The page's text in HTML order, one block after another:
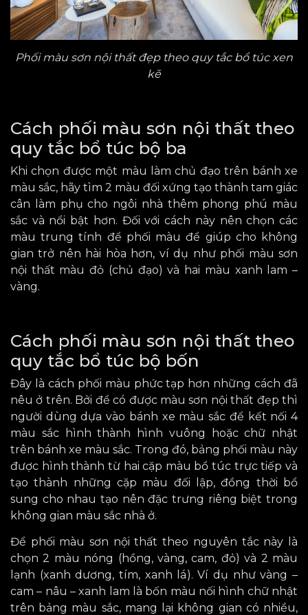
Phối màu sơn nội thất đẹp theo quy tắc bổ túc xen
kẽ
Cách phối màu sơn nội thất theo
quy tắc bổ túc bộ ba
Khi chọn được một màu làm chủ đạo trên bánh xe
màu sắc, hãy tìm 2 màu đối xứng tạo thành tam giác
cân làm phụ cho ngôi nhà thêm phong phú màu
sắc và nổi bật hơn. Đối với cách này nên chọn các
màu trung tính để phối màu để giúp cho không
gian trở nên hài hòa hơn, ví dụ như phối màu sơn
nội thất màu đỏ (chủ đạo) và hai màu xanh lam –
vàng.
Cách phối màu sơn nội thất theo
quy tắc bổ túc bộ bốn
Đây là cách phối màu phức tạp hơn những cách đã
nêu ở trên. Bởi để có được màu sơn nội thất đẹp thì
người dùng dựa vào bánh xe màu sắc để kết nối 4
màu sắc hình thành hình vuông hoặc chữ nhật
trên bánh xe màu sắc. Trong đó, bảng phối màu này
được hình thành từ hai cặp màu bổ túc trực tiếp và
tạo thành những cặp màu đối lập, đồng thời bổ
sung cho nhau tạo nên đặc trưng riêng biệt trong
không gian màu sắc nhà ở.
Để phối màu sơn nội thất theo nguyên tắc này là
chọn 2 màu nóng (hồng, vàng, cam, đỏ) và 2 màu
lạnh (xanh dương, tím, xanh lá). Ví dụ như vàng –
cam – nâu – xanh lam là bốn màu nối hình chữ nhật
trên bảng màu sắc, mang lại không gian có nhiều,